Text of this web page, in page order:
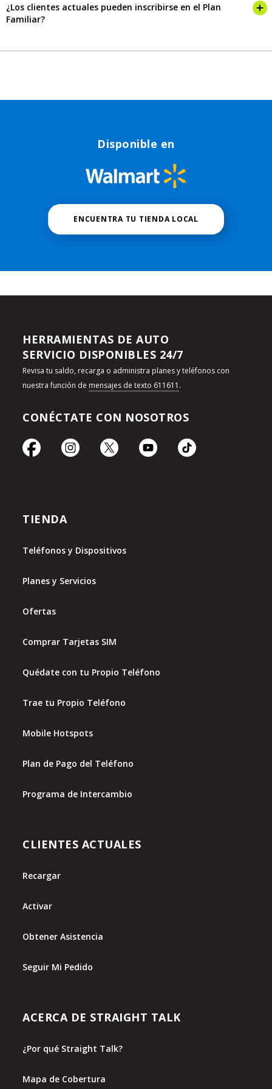
¿Los clientes actuales pueden inscribirse en el Plan
Familiar?
Disponible en
ENCUENTRA TU TIENDA LOCAL
HERRAMIENTAS DE AUTO
SERVICIO DISPONIBLES 24/7
Revisa tu saldo, recarga o administra planes y teléfonos con
nuestra función de mensajes de texto 611611 .
CONÉCTATE CON NOSOTROS
TIENDA
Teléfonos y Dispositivos
Planes y Servicios
Ofertas
Comprar Tarjetas SIM
Quédate con tu Propio Teléfono
Trae tu Propio Teléfono
Mobile Hotspots
Plan de Pago del Teléfono
Programa de Intercambio
CLIENTES ACTUALES
Recargar
Activar
Obtener Asistencia
Seguir Mi Pedido
ACERCA DE STRAIGHT TALK
¿Por qué Straight Talk?
Mapa de Cobertura